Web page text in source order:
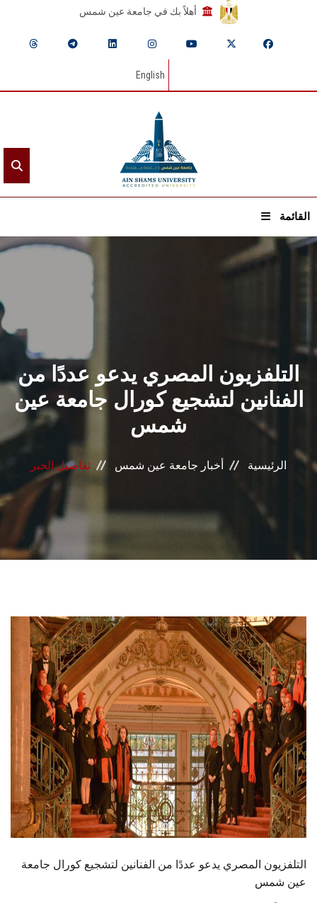
أهلاً بك في جامعة عين شمس
English
القائمة
الرئيسيـة
القطاعـات
الشئون الأكاديمية
البحث العلمي
المراكز والوحدات
الأنظمة الذكية
الطلاب
هيئة التدريس
الدراسات العليا
الخريجين
الموظفون
الزائـرون
التلفزيون المصري يدعو عددًا من
الفنانين لتشجيع كورال جامعة عين
شمس
الرئيسية أخبار جامعة عين شمس تفاصيل الخبر
التلفزيون المصري يدعو عددًا من الفنانين لتشجيع كورال جامعة
عين شمس